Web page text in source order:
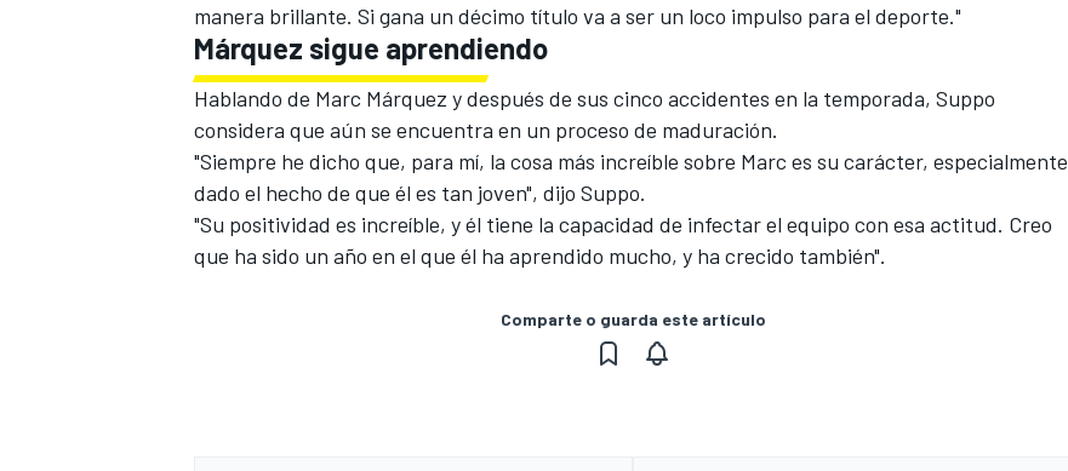
manera brillante. Si gana un décimo título va a ser un loco impulso para el deporte."
Márquez sigue aprendiendo
Hablando de Marc Márquez y después de sus cinco accidentes en la temporada, Suppo
considera que aún se encuentra en un proceso de maduración.
"Siempre he dicho que, para mí, la cosa más increíble sobre Marc es su carácter, especialmente
dado el hecho de que él es tan joven", dijo Suppo.
"Su positividad es increíble, y él tiene la capacidad de infectar el equipo con esa actitud. Creo
que ha sido un año en el que él ha aprendido mucho, y ha crecido también".
Comparte o guarda este artículo